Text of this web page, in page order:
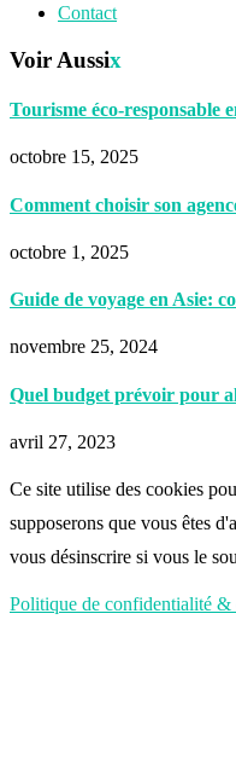
Contact
Voir Aussix
Tourisme éco-responsable
octobre 15, 2025
Comment choisir son
octobre 1, 2025
Guide de voyage en Asie:
novembre 25, 2024
Quel budget prévoir pour
avril 27, 2023
Ce site utilise des cookies
supposerons que vous êtes
vous désinscrire si vous le
Politique de confidentialité &